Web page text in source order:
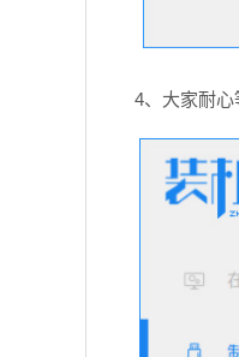
4、大家耐心